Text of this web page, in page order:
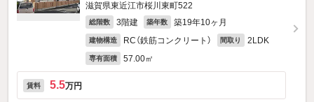
滋賀県東近江市桜川東町522
総階数 3階建 築年数 築19年10ヶ月
建物構造 RC（鉄筋コンクリート） 間取り 2LDK
専有面積 57.00㎡
賃料 5.5万円